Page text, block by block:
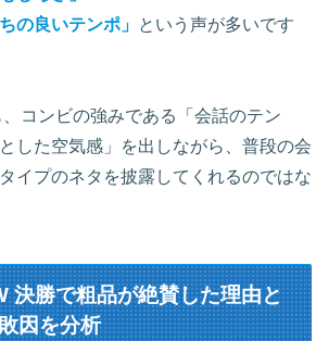
の良いテンポ」 という声が多いです
コンビの強みである「会話のテン
した空気感」を出しながら、普段の会
イプのネタを披露してくれるのではな
決勝で粗品が絶賛した理由と
因を分析